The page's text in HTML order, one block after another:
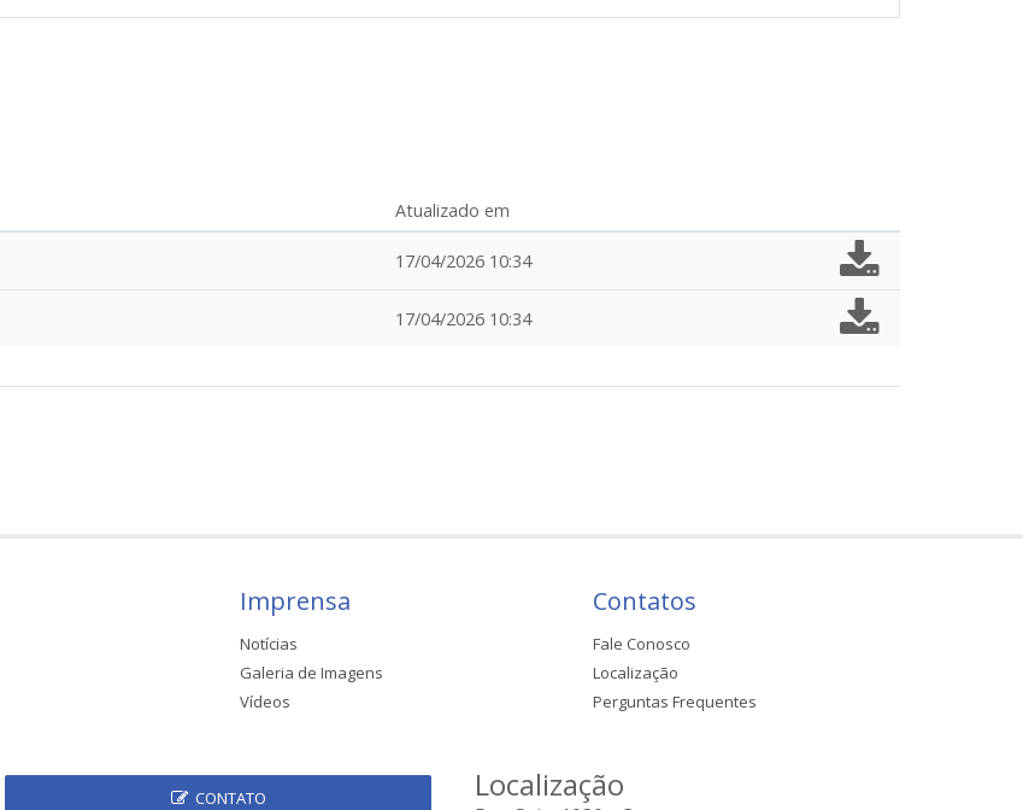
Atualizado em
17/04/2026 10:34
17/04/2026 10:34
Imprensa
Notícias
Galeria de Imagens
Vídeos
Contatos
Fale Conosco
Localização
Perguntas Frequentes
CONTATO Localização